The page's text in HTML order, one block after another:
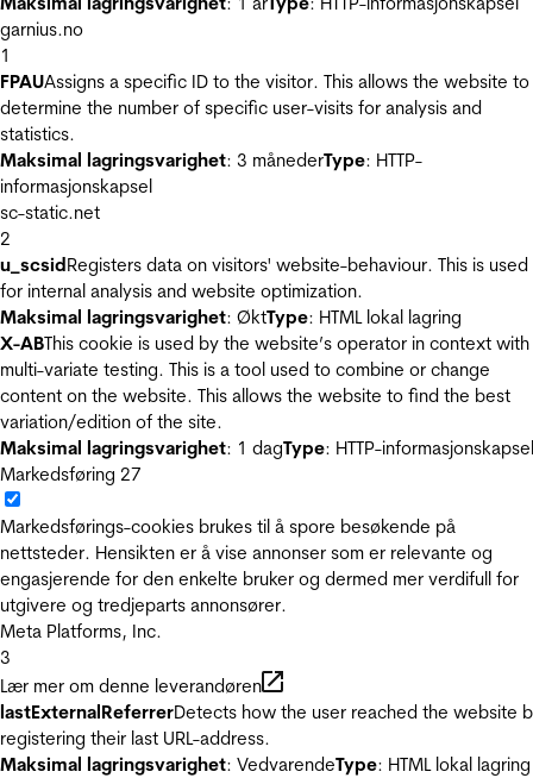
garnius.no
1
FPAUAssigns a specific ID to the visitor. This allows the website to
determine the number of specific user-visits for analysis and
statistics.
Maksimal lagringsvarighet: 3 månederType: HTTP-
informasjonskapsel
sc-static.net
2
u_scsidRegisters data on visitors' website-behaviour. This is used
for internal analysis and website optimization.
Maksimal lagringsvarighet: ØktType: HTML lokal lagring
X-ABThis cookie is used by the website’s operator in context with
multi-variate testing. This is a tool used to combine or change
content on the website. This allows the website to find the best
variation/edition of the site.
Maksimal lagringsvarighet: 1 dagType: HTTP-informasjonskapsel
Markedsføring 27
Markedsførings-cookies brukes til å spore besøkende på
nettsteder. Hensikten er å vise annonser som er relevante og
engasjerende for den enkelte bruker og dermed mer verdifull for
utgivere og tredjeparts annonsører.
Meta Platforms, Inc.
3
Lær mer om denne leverandøren
lastExternalReferrerDetects how the user reached the website
registering their last URL-address.
Maksimal lagringsvarighet: VedvarendeType: HTML lokal lagring